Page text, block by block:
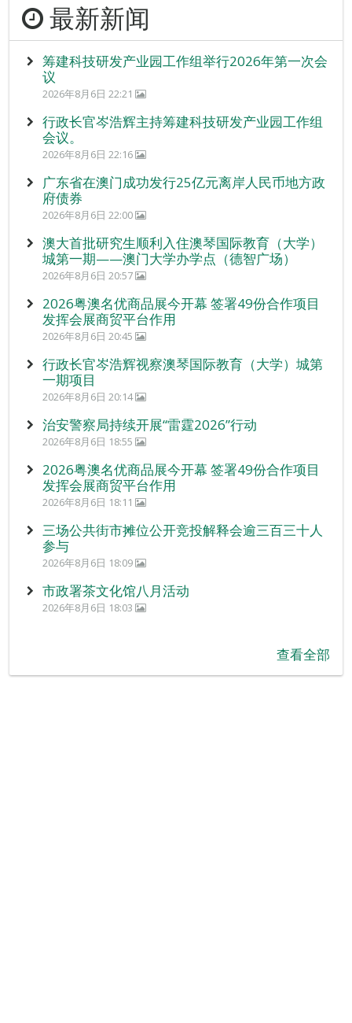
最新新闻
筹建科技研发产业园工作组举行2026年第一次会
议
2026年8月6日 22:21
行政长官岑浩辉主持筹建科技研发产业园工作组
会议。
2026年8月6日 22:16
广东省在澳门成功发行25亿元离岸人民币地方政
府债券
2026年8月6日 22:00
澳大首批研究生顺利入住澳琴国际教育（大学）
城第一期——澳门大学办学点（德智广场）
2026年8月6日 20:57
2026粤澳名优商品展今开幕 签署49份合作项目
发挥会展商贸平台作用
2026年8月6日 20:45
行政长官岑浩辉视察澳琴国际教育（大学）城第
一期项目
2026年8月6日 20:14
治安警察局持续开展“雷霆2026”行动
2026年8月6日 18:55
2026粤澳名优商品展今开幕 签署49份合作项目
发挥会展商贸平台作用
2026年8月6日 18:11
三场公共街市摊位公开竞投解释会逾三百三十人
参与
2026年8月6日 18:09
市政署茶文化馆八月活动
2026年8月6日 18:03
查看全部